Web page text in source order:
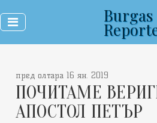
Burgas
пред олтара 16 ян. 2019
ПОЧИТАМЕ
АПОСТОЛ ПЕТЪР